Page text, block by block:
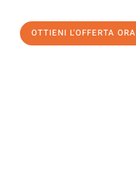
OTTIENI L'OFFERTA ORA